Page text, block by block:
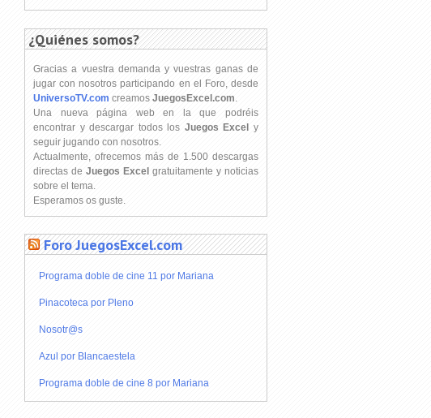
¿Quiénes somos?
Gracias a vuestra demanda y vuestras ganas de
jugar con nosotros participando en el Foro, desde
UniversoTV.com creamos JuegosExcel.com
Una nueva página web en la que podréis
encontrar y descargar todos los Juegos Excel y
seguir jugando con nosotros.
Actualmente, ofrecemos más de 1.500 descargas
directas de Juegos Excel gratuitamente y noticias
sobre el tema.
Esperamos os guste.
Foro JuegosExcel.com
Programa doble de cine 11 por Mariana
Pinacoteca por Pleno
Nosotr@s
Azul por Blancaestela
Programa doble de cine 8 por Mariana